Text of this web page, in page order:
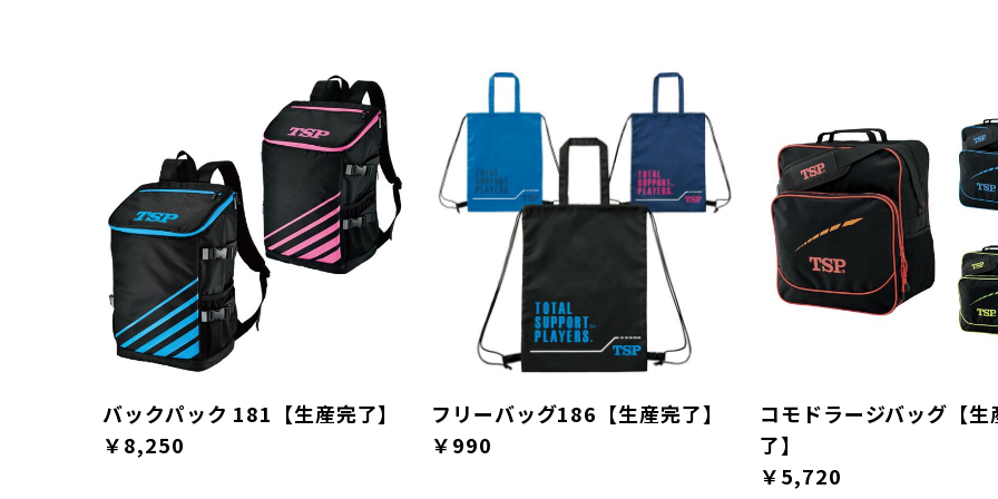
バックパック 181【生産完了】
￥8,250
フリーバッグ186【生産完了】
￥990
コモドラージバッグ【生
了】
￥5,720